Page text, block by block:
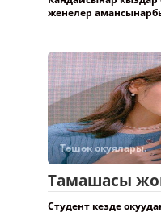
Кандайсынар кыздар
Төшөк окуялары.
Тамашасы